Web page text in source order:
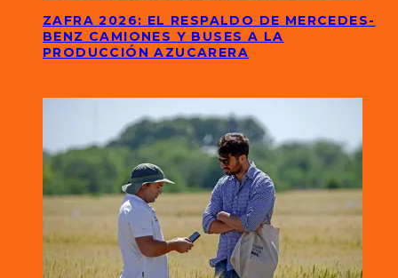
ZAFRA 2026: EL RESPALDO DE MERCEDES-
BENZ CAMIONES Y BUSES A LA
PRODUCCIÓN AZUCARERA